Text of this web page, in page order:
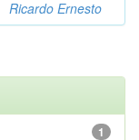
Ricardo Ernesto
1